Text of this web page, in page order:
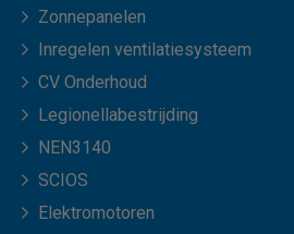
Zonnepanelen
Inregelen ventilatiesysteem
CV Onderhoud
Legionellabestrijding
NEN3140
SCIOS
Elektromotoren